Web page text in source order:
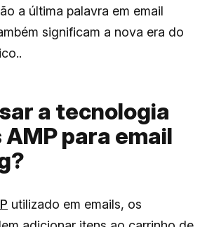
a última palavra em email
significam a nova era do
a tecnologia
para email
utilizado em emails, os